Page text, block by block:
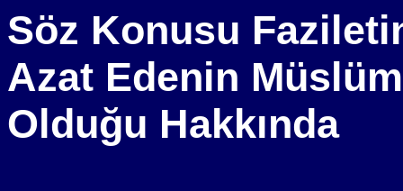
Söz Konusu
Azat Edenin
Olduğu Hakkında